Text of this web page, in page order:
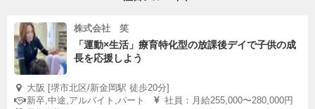
株式会社 笑
「運動×生活」療育特化型の放課後デイで子供の成
長を応援しよう
大阪 [堺市北区/新金岡駅 徒歩20分]
新卒,中途,アルバイト,パート
社員：月給255,000〜280,000円